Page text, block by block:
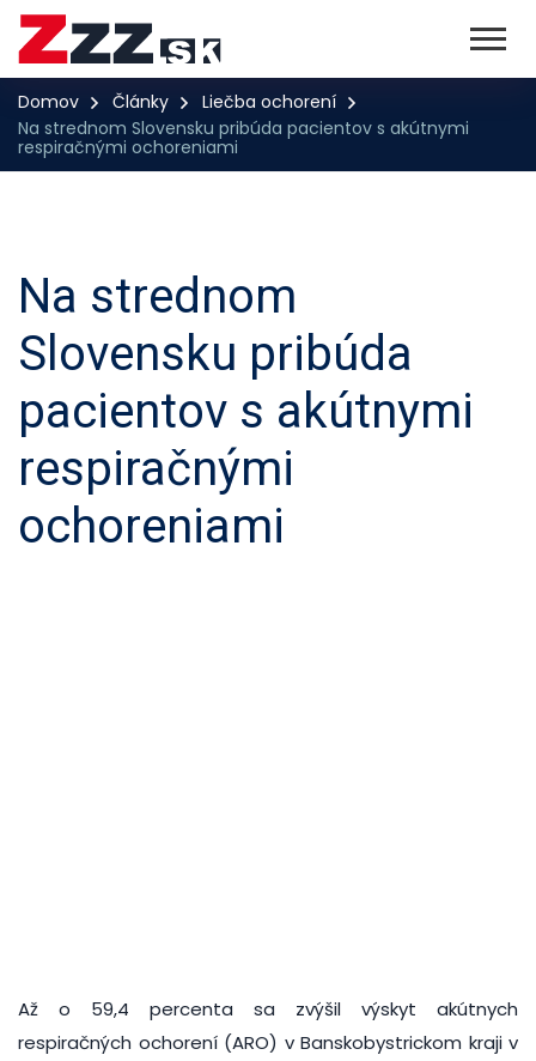
Domov Články
Liečba ochorení
Na strednom Slovensku pribúda pacientov s akútnymi
respiračnými ochoreniami
Na strednom
Slovensku pribúda
pacientov s akútnymi
respiračnými
ochoreniami
Až o 59,4 percenta sa zvýšil výskyt akútnych
respiračných ochorení (ARO) v Banskobystrickom kraji v